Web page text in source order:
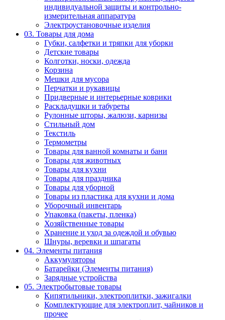
индивидуальной защиты и контрольно-
измерительная аппаратура
Электроустановочные изделия
03. Товары для дома
Губки, салфетки и тряпки для уборки
Детские товары
Колготки, носки, одежда
Корзина
Мешки для мусора
Перчатки и рукавицы
Придверные и интерьерные коврики
Раскладушки и табуреты
Рулонные шторы, жалюзи, карнизы
Стильный дом
Текстиль
Термометры
Товары для ванной комнаты и бани
Товары для животных
Товары для кухни
Товары для праздника
Товары для уборной
Товары из пластика для кухни и дома
Уборочный инвентарь
Упаковка (пакеты, пленка)
Хозяйственные товары
Хранение и уход за одеждой и обувью
Шнуры, веревки и шпагаты
04. Элементы питания
Аккумуляторы
Батарейки (Элементы питания)
Зарядные устройства
05. Электробытовые товары
Кипятильники, электроплитки, зажигалки
Комплектующие для электроплит, чайников и
прочее